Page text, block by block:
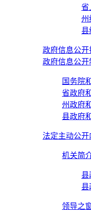
省
州
县
政府信息公开
政府信息公开
国务院
省政府
州政府
县政府
法定主动公开
机关简
县
县
领导之